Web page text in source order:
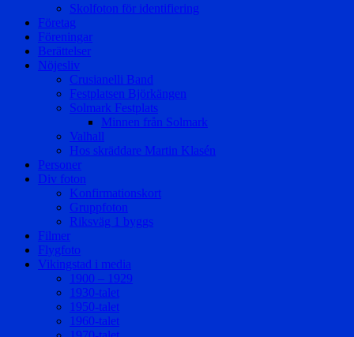
Skolfoton för identifiering
Företag
Föreningar
Berättelser
Nöjesliv
Crusianelli Band
Festplatsen Björkängen
Solmark Festplats
Minnen från Solmark
Valhall
Hos skräddare Martin Klasén
Personer
Div foton
Konfirmationskort
Gruppfoton
Riksväg 1 byggs
Filmer
Flygfoto
Vikingstad i media
1900 – 1929
1930-talet
1950-talet
1960-talet